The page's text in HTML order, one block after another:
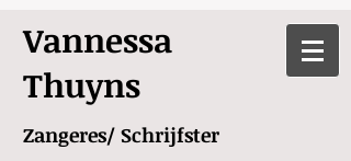
Vannessa
Thuyns
Zangeres/ Schrijfster